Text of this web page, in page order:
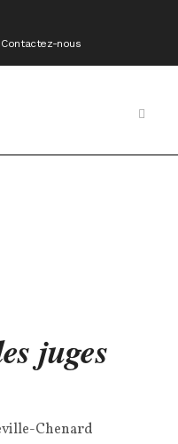
Contactez-nous
juges
Chenard